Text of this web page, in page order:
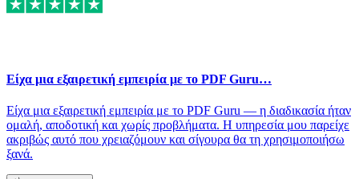
Είχα μια εξαιρετική εμπειρία με το PDF Guru…
Είχα μια εξαιρετική εμπειρία με το PDF Guru — η διαδικασία ήταν
ομαλή, αποδοτική και χωρίς προβλήματα. Η υπηρεσία μου παρείχε
ακριβώς αυτό που χρειαζόμουν και σίγουρα θα τη χρησιμοποιήσω
ξανά.